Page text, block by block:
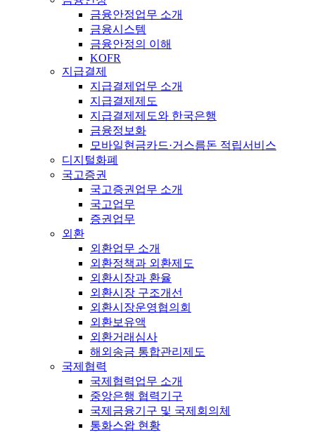
금융안정업무 소개
금융시스템
금융안정의 이해
KOFR
지급결제
지급결제업무 소개
지급결제제도
지급결제제도와 한국은행
금융정보화
모바일현금카드·거스름돈 적립서비스
디지털화폐
국고증권
국고증권업무 소개
국고업무
증권업무
외환
외환업무 소개
외환정책과 외환제도
외환시장과 환율
외환시장 구조개선
외환시장운영협의회
외환보유액
외환거래심사
해외송금 통합관리제도
국제협력
국제협력업무 소개
중앙은행 협력기구
국제금융기구 및 국제회의체
통화스왑 현황